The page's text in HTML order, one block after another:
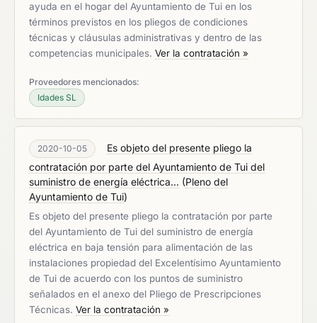
ayuda en el hogar del Ayuntamiento de Tui en los
términos previstos en los pliegos de condiciones
técnicas y cláusulas administrativas y dentro de las
competencias municipales. Ver la contratación »
Proveedores mencionados:
Idades SL
2020-10-05
Es objeto del presente pliego la
contratación por parte del Ayuntamiento de Tui del
suministro de energía eléctrica... (Pleno del
Ayuntamiento de Tui)
Es objeto del presente pliego la contratación por parte
del Ayuntamiento de Tui del suministro de energía
eléctrica en baja tensión para alimentación de las
instalaciones propiedad del Excelentísimo Ayuntamiento
de Tui de acuerdo con los puntos de suministro
señalados en el anexo del Pliego de Prescripciones
Técnicas. Ver la contratación »